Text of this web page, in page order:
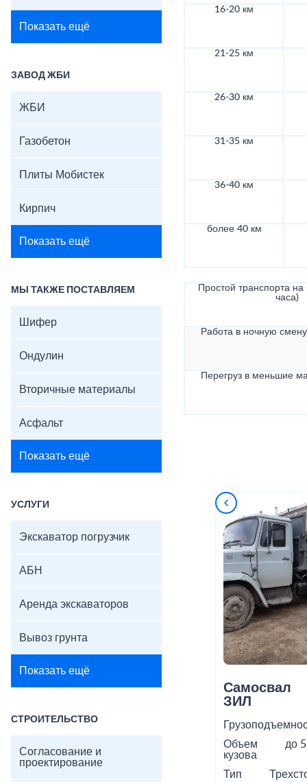
Показать ещё
ЗАВОД ЖБИ
ЖБИ
Газобетон
Плиты Мобистек
Кирпич
Показать ещё
МЫ ТАКЖЕ ПОСТАВЛЯЕМ
Шифер
Ондулин
Вторичные материалы
Асфальт
Показать ещё
УСЛУГИ
Экскаватор погрузчик
АБН
Аренда экскаваторов
Вывоз грунта
Показать ещё
СТРОИТЕЛЬСТВО
Согласование и
проектирование
16-20 км
21-25 км
26-30 км
31-35 км
36-40 км
более 40 км
Простой транспорта на
часа)
Работа в ночную
Перегруз в меньшие
Самосвал
ЗИЛ
Объем
кузова
до
Тип